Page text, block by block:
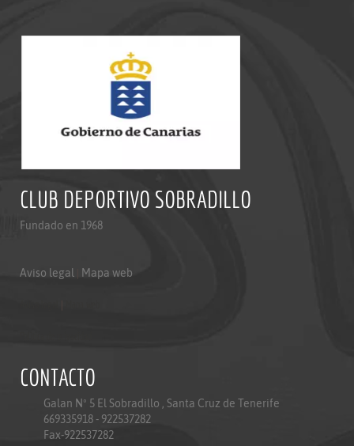
CLUB DEPORTIVO SOBRADILLO
Fundado en 1968
Aviso legal Mapa web
CONTACTO
Galan Nº 5 El Sobradillo , Santa Cruz de Tenerife
669335918 - 922537282
Fax-922537282